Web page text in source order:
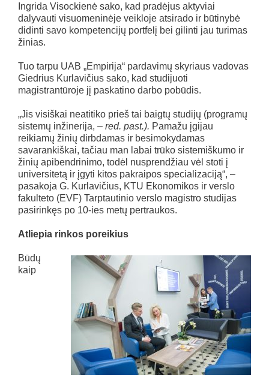
Ingrida Visockienė sako, kad pradėjus aktyviai
dalyvauti visuomeninėje veikloje atsirado ir būtinybė
didinti savo kompetencijų portfelį bei gilinti jau turimas
žinias.
Tuo tarpu UAB „Empirija“ pardavimų skyriaus vadovas
Giedrius Kurlavičius sako, kad studijuoti
magistrantūroje jį paskatino darbo pobūdis.
„Jis visiškai neatitiko prieš tai baigtų studijų (programų
sistemų inžinerija, – red. past.). Pamažu įgijau
reikiamų žinių dirbdamas ir besimokydamas
savarankiškai, tačiau man labai trūko sistemiškumo ir
žinių apibendrinimo, todėl nusprendžiau vėl stoti į
universitetą ir įgyti kitos pakraipos specializaciją“, –
pasakoja G. Kurlavičius, KTU Ekonomikos ir verslo
fakulteto (EVF) Tarptautinio verslo magistro studijas
pasirinkęs po 10-ies metų pertraukos.
Atliepia rinkos poreikius
Būdų
kaip